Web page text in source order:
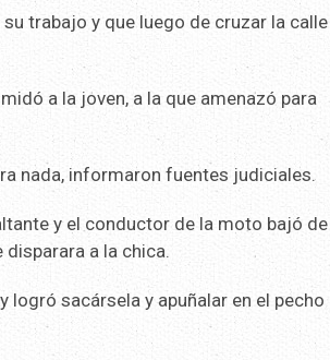
trabajo y que luego de cruzar la calle
a la joven, a la que amenazó para
nada, informaron fuentes judiciales.
y el conductor de la moto bajó de
a la chica.
sacársela y apuñalar en el pecho